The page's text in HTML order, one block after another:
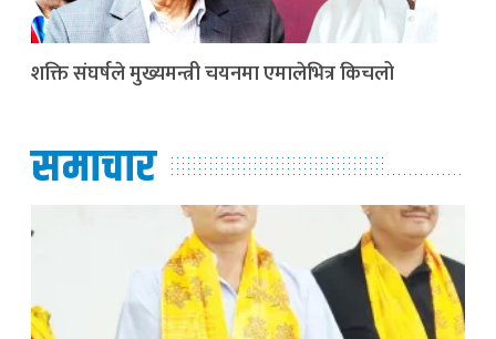
शक्ति संघर्षले मुख्यमन्त्री चयनमा एमालेभित्र किचलो
समाचार